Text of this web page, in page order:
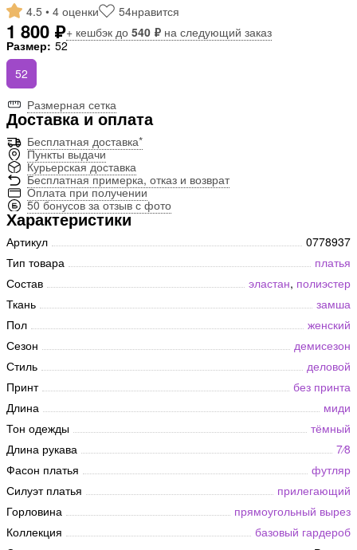
4.5 • 4 оценки 54нравится
1 800 ₽+ кешбэк до 540 ₽ на следующий заказ
Размер: 52
52
Размерная сетка
Доставка и оплата
Бесплатная доставка*
Пункты выдачи
Курьерская доставка
Бесплатная примерка, отказ и возврат
Оплата при получении
50 бонусов за отзыв с фото
Характеристики
Артикул
0778937
Тип товара
платья
Состав
эластан, полиэстер
Ткань
замша
Пол
женский
Сезон
демисезон
Стиль
деловой
Принт
без принта
Длина
миди
Тон одежды
тёмный
Длина рукава
7⁄8
Фасон платья
футляр
Силуэт платья
прилегающий
Горловина
прямоугольный вырез
Коллекция
базовый гардероб